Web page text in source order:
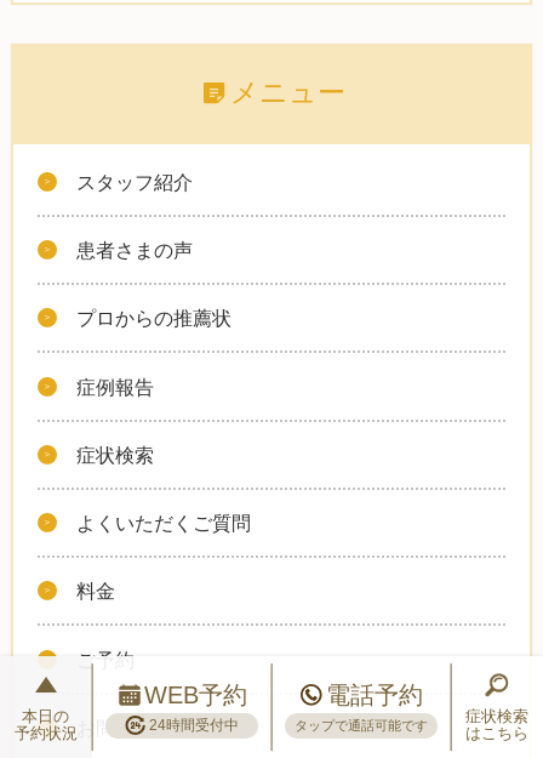
メニュー
スタッフ紹介
患者さまの声
プロからの推薦状
症例報告
症状検索
よくいただくご質問
料金
ご予約
お問い合わせ
本日の
予約状況
WEB予約
24時間受付中
電話予約
タップで通話可能です
症状検索
はこちら